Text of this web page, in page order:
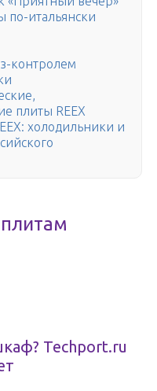
итальянски
контролем
плиты REEX
холодильники и
Techport.ru